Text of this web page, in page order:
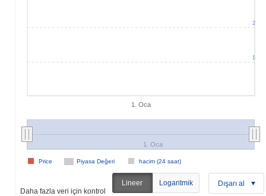
1. Oca
Piyasa Değeri hacim (24 saat)
Price
1. Oca
1
2
Daha fazla veri için kontrol
Lineer Logaritmik Dışarı al